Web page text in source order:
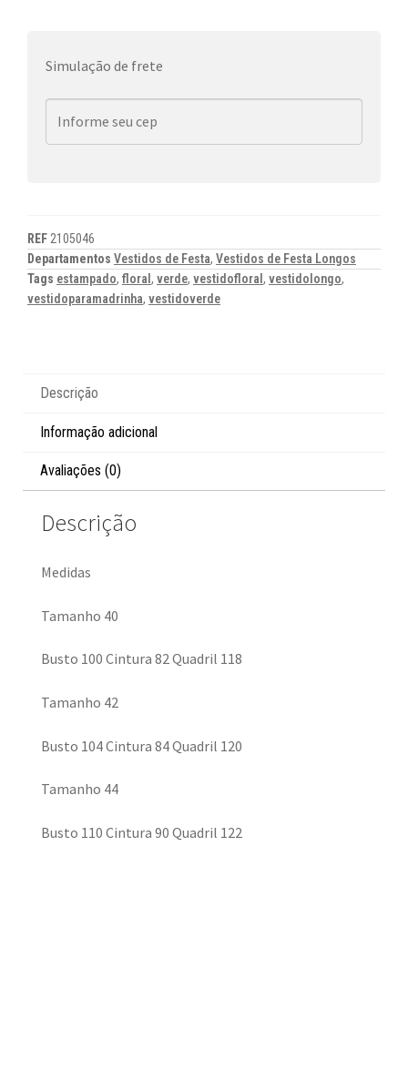
Simulação de frete
REF2105046
Departamentos Vestidos de Festa, Vestidos de Festa Longos
Tags estampado, floral , verde, vestidofloral , vestidolongo,
vestidoparamadrinha, vestidoverde
Descrição
Informação adicional
Avaliações (0)
Descrição
Medidas
Tamanho 40
Busto 100 Cintura 82 Quadril 118
Tamanho 42
Busto 104 Cintura 84 Quadril 120
Tamanho 44
Busto 110 Cintura 90 Quadril 122